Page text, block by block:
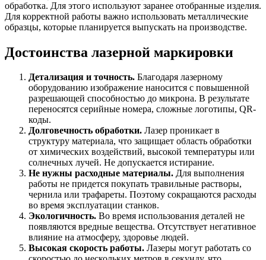
обработка. Для этого используют заранее отобранные изделия.
Для корректной работы важно использовать металлические
образцы, которые планируется выпускать на производстве.
Достоинства лазерной маркировки
Детализация и точность. Благодаря лазерному
оборудованию изображение наносится с повышенной
разрешающей способностью до микрона. В результате
переносятся серийные номера, сложные логотипы, QR-
коды.
Долговечность обработки. Лазер проникает в
структуру материала, что защищает область обработки
от химических воздействий, высокой температуры или
солнечных лучей. Не допускается истирание.
Не нужны расходные материалы. Для выполнения
работы не придется покупать травильные растворы,
чернила или трафареты. Поэтому сокращаются расходы
во время эксплуатации станков.
Экологичность. Во время использования деталей не
появляются вредные вещества. Отсутствует негативное
влияние на атмосферу, здоровье людей.
Высокая скорость работы. Лазеры могут работать со